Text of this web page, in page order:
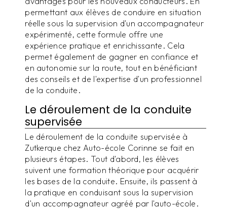
permettant aux élèves de conduire en situation
réelle sous la supervision d'un accompagnateur
expérimenté, cette formule offre une
expérience pratique et enrichissante. Cela
permet également de gagner en confiance et
en autonomie sur la route, tout en bénéficiant
des conseils et de l'expertise d'un professionnel
de la conduite.
Le déroulement de la conduite
supervisée
Le déroulement de la conduite supervisée à
Zutkerque chez Auto-école Corinne se fait en
plusieurs étapes. Tout d'abord, les élèves
suivent une formation théorique pour acquérir
les bases de la conduite. Ensuite, ils passent à
la pratique en conduisant sous la supervision
d'un accompagnateur agréé par l'auto-école.